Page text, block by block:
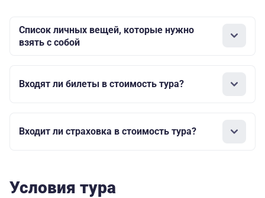
Список личных вещей, которые нужно
взять с собой
Входят ли билеты в стоимость тура?
Входит ли страховка в стоимость тура?
Условия тура